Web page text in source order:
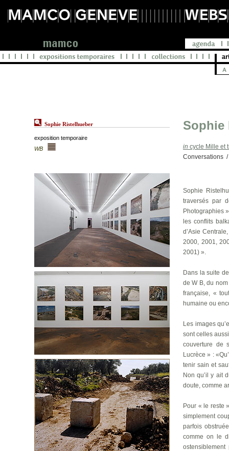
Sophie Ristelhueber
exposition temporaire
WB
Sophie
in cycle Mille et
Conversations /
Sophie
traversés par
Photographies
les conflits
d’Asie
2000, 2001,
2001) ».
Dans la suite
de W B, du
française, «
humaine ou
Les images
sont celles
couverture de
Lucrèce » :
tenir sain et
Non qu’il y ait
doute, comme
Pour « le reste
simplement
parfois
comme on le